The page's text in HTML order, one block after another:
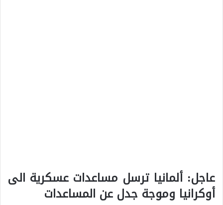
عاجل: ألمانيا ترسل مساعدات عسكرية الى
أوكرانيا وموجة جدل عن المساعدات